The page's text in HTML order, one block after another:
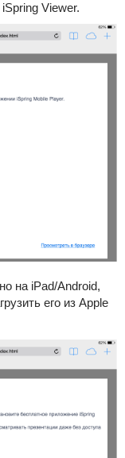
Viewer.
на iPad/Android,
его из Apple